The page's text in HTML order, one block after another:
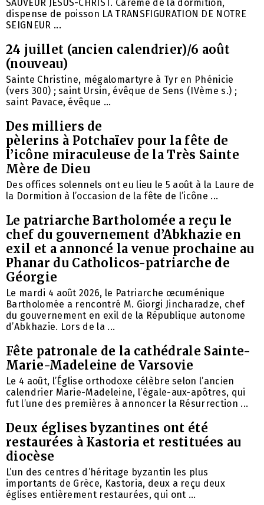
SAUVEUR JÉSUS-CHRIST. Carême de la dormition,
dispense de poisson LA TRANSFIGURATION DE NOTRE
SEIGNEUR ...
24 juillet (ancien calendrier)/6 août
(nouveau)
Sainte Christine, mégalomartyre à Tyr en Phénicie
(vers 300) ; saint Ursin, évêque de Sens (IVème s.) ;
saint Pavace, évêque ...
Des milliers de
pèlerins à Potchaïev pour la fête de
l’icône miraculeuse de la Très Sainte
Mère de Dieu
Des offices solennels ont eu lieu le 5 août à la Laure de
la Dormition à l’occasion de la fête de l’icône ...
Le patriarche Bartholomée a reçu le
chef du gouvernement d’Abkhazie en
exil et a annoncé la venue prochaine au
Phanar du Catholicos-patriarche de
Géorgie
Le mardi 4 août 2026, le Patriarche œcuménique
Bartholomée a rencontré M. Giorgi Jincharadze, chef
du gouvernement en exil de la République autonome
d’Abkhazie. Lors de la ...
Fête patronale de la cathédrale Sainte-
Marie-Madeleine de Varsovie
Le 4 août, l’Église orthodoxe célèbre selon l’ancien
calendrier Marie-Madeleine, l’égale-aux-apôtres, qui
fut l’une des premières à annoncer la Résurrection ...
Deux églises byzantines ont été
restaurées à Kastoria et restituées au
diocèse
L’un des centres d’héritage byzantin les plus
importants de Grèce, Kastoria, deux a reçu deux
églises entièrement restaurées, qui ont ...